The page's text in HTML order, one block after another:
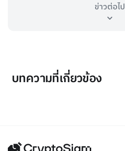
ข่าวต่อไป
บทความที่เกี่ยวข้อง